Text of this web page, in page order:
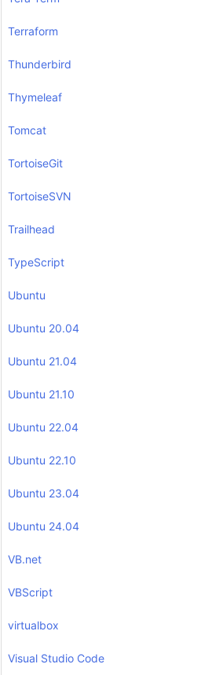
Terraform
Thunderbird
Thymeleaf
Tomcat
TortoiseGit
TortoiseSVN
Trailhead
TypeScript
Ubuntu
Ubuntu 20.04
Ubuntu 21.04
Ubuntu 21.10
Ubuntu 22.04
Ubuntu 22.10
Ubuntu 23.04
Ubuntu 24.04
VB.net
VBScript
virtualbox
Visual Studio Code